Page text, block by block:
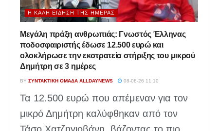
Η ΚΑΛΉ ΕΊΔΗΣΗ ΤΗΣ ΗΜΈΡΑΣ
Μεγάλη πράξη ανθρωπιάς: Γνωστός Έλληνας
ποδοσφαιριστής έδωσε 12.500 ευρώ και
ολοκλήρωσε την εκστρατεία στήριξης του μικρού
Δημήτρη σε 3 ημέρες
BY ΣΥΝΤΑΚΤΙΚΉ ΟΜΆΔΑ ALLDAYNEWS 08-08-26 11:10
Τα 12.500 ευρώ που απέμεναν για τον
μικρό Δημήτρη καλύφθηκαν από τον